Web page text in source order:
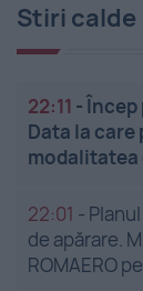
Stiri calde
22:11 -Încep
Data la
modalitatea
22:01 -
de apărare.
ROMAERO